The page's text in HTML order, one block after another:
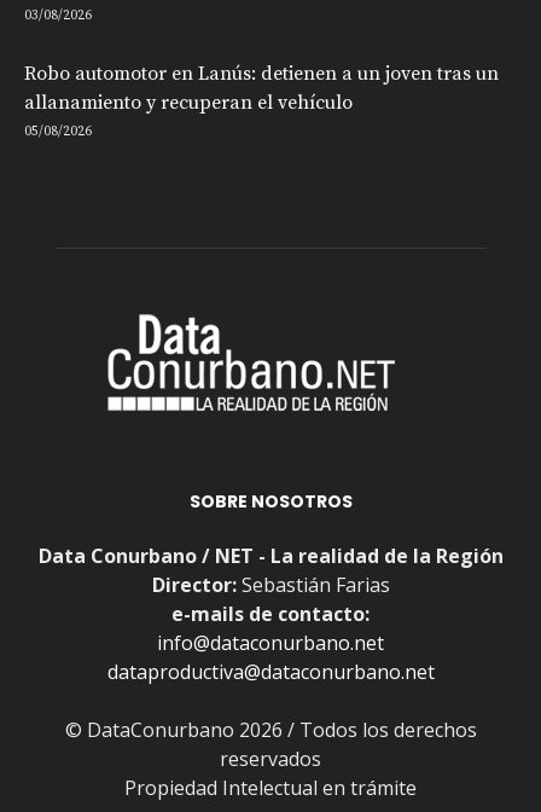
03/08/2026
Robo automotor en Lanús: detienen a un joven tras un
allanamiento y recuperan el vehículo
05/08/2026
SOBRE NOSOTROS
Data Conurbano / NET - La realidad de la Región
Director:Sebastián Farias
e-mails de contacto:
info@dataconurbano.net
dataproductiva@dataconurbano.net
© DataConurbano 2026 / Todos los derechos
reservados
Propiedad Intelectual en trámite